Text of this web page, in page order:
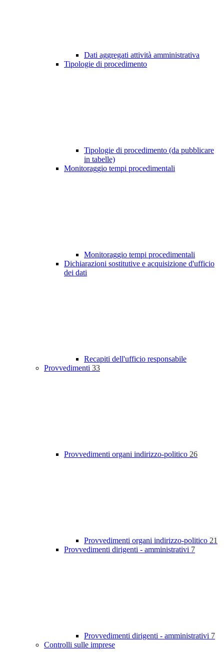
Dati aggregati attività amministrativa
Tipologie di procedimento
Tipologie di procedimento (da pubblicare
in tabelle)
Monitoraggio tempi procedimentali
Monitoraggio tempi procedimentali
Dichiarazioni sostitutive e acquisizione d'ufficio
dei dati
Recapiti dell'ufficio responsabile
Provvedimenti 33
Provvedimenti organi indirizzo-politico 26
Provvedimenti organi indirizzo-politico 21
Provvedimenti dirigenti - amministrativi 7
Provvedimenti dirigenti - amministrativi 7
Controlli sulle imprese